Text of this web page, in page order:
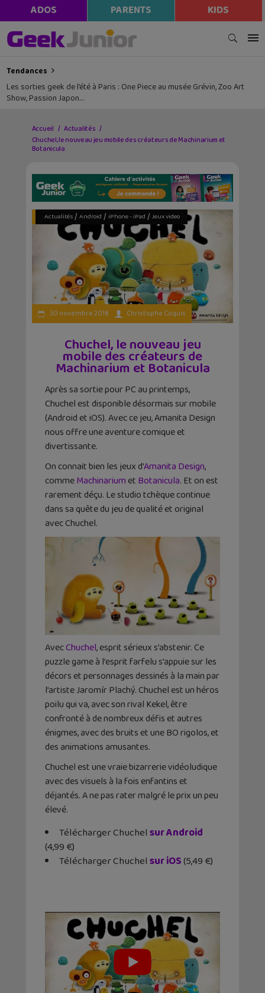
ADOS PARENTS KIDS
Tendances
Les sorties geek de l’été à Paris : One Piece au musée Grévin, Zoo Art
Show, Passion Japon…
Accueil
Actualités
Chuchel, le nouveau jeu mobile des créateurs de Machinarium et
Botanicula
Actualités/ Android / iPhone - iPad / Jeux video
30 novembre 2018 Christophe Coquis
Chuchel, le nouveau jeu
mobile des créateurs de
Machinarium et Botanicula
Après sa sortie pour PC au printemps,
Chuchel est disponible désormais sur mobile
(Android et iOS). Avec ce jeu, Amanita Design
nous offre une aventure comique et
divertissante.
On connait bien les jeux d’Amanita Design,
commeMachinarium et Botanicula. Et on est
rarement déçu. Le studio tchèque continue
dans sa quête du jeu de qualité et original
avec Chuchel.
AvecChuchel, esprit sérieux s’abstenir. Ce
puzzle game à l’esprit farfelu s’appuie sur les
décors et personnages dessinés à la main par
l’artiste Jaromír Plachý. Chuchel est un héros
poilu qui va, avec son rival Kekel, être
confronté à de nombreux défis et autres
énigmes, avec des bruits et une BO rigolos, et
des animations amusantes.
Chuchel est une vraie bizarrerie vidéoludique
avec des visuels à la fois enfantins et
déjantés. A ne pas rater malgré le prix un peu
élevé.
Télécharger Chuchelsur Android
(4,99 €)
Télécharger Chuchelsur iOS(5,49 €)